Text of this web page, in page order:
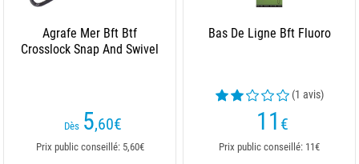
Agrafe Mer Bft Btf
Crosslock Snap And Swivel
Dès 5,60€
Prix public conseillé: 5,60€
Bas De Ligne Bft Fluoro
(1 avis)
11 €
Prix public conseillé: 11€